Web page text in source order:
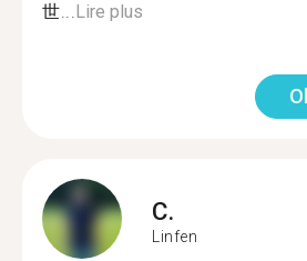
世...Lire plus
C.
Linfen